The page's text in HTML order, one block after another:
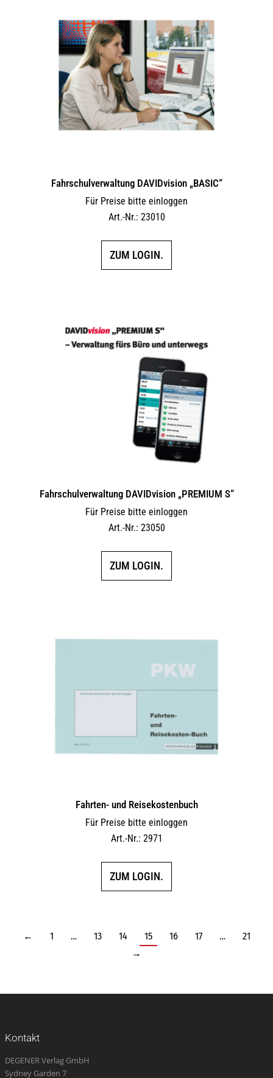
Fahrschulverwaltung DAVIDvision „BASIC“
Für Preise bitte einloggen
Art.-Nr.: 23010
ZUM LOGIN.
Fahrschulverwaltung DAVIDvision „PREMIUM S“
Für Preise bitte einloggen
Art.-Nr.: 23050
ZUM LOGIN.
Fahrten- und Reisekostenbuch
Für Preise bitte einloggen
Art.-Nr.: 2971
ZUM LOGIN.
← 1 … 13 14 15 16 17 …
21
→
Kontakt
DEGENER Verlag GmbH
Sydney Garden 7